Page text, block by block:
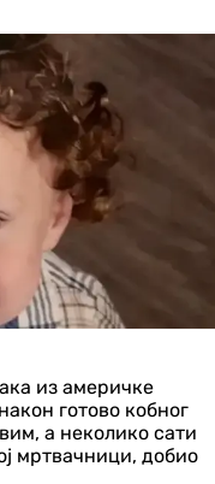
из америчке
готово кобног
а неколико сати
мртвачници, добио